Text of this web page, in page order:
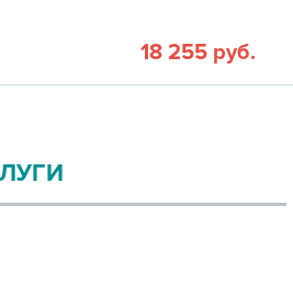
18 255 руб.